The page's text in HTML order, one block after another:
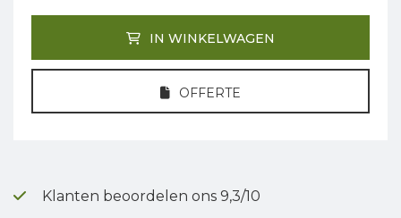
IN WINKELWAGEN
OFFERTE
Klanten beoordelen ons 9,3/10